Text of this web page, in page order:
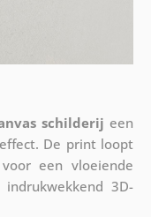
schilderij een
De print loopt
een vloeiende
3D-